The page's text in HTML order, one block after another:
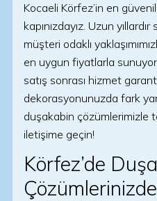
Kocaeli Körfez’in en
kapınızdayız. Uzun
müşteri odaklı
en uygun fiyatlarla
satış sonrası hizmet
dekorasyonunuzda fark
duşakabin çözümlerimizle
iletişime geçin!
Körfez’de